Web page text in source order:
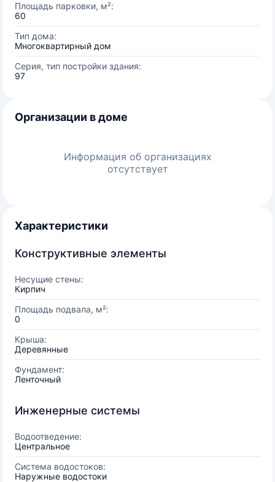
Площадь парковки, м²:
60
Тип дома:
Многоквартирный дом
Серия, тип постройки здания:
97
Организации в доме
Информация об организациях
отсутствует
Характеристики
Конструктивные элементы
Несущие стены:
Кирпич
Площадь подвала, м²:
0
Крыша:
Деревянные
Фундамент:
Ленточный
Инженерные системы
Водоотведение:
Центральное
Система водостоков:
Наружные водостоки